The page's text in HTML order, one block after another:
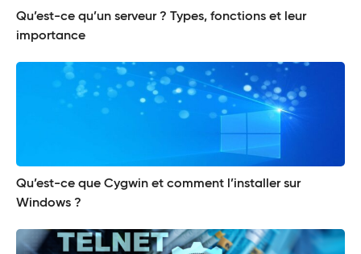
Qu’est-ce qu’un serveur ? Types, fonctions et leur
importance
Qu’est-ce que Cygwin et comment l’installer sur
Windows ?